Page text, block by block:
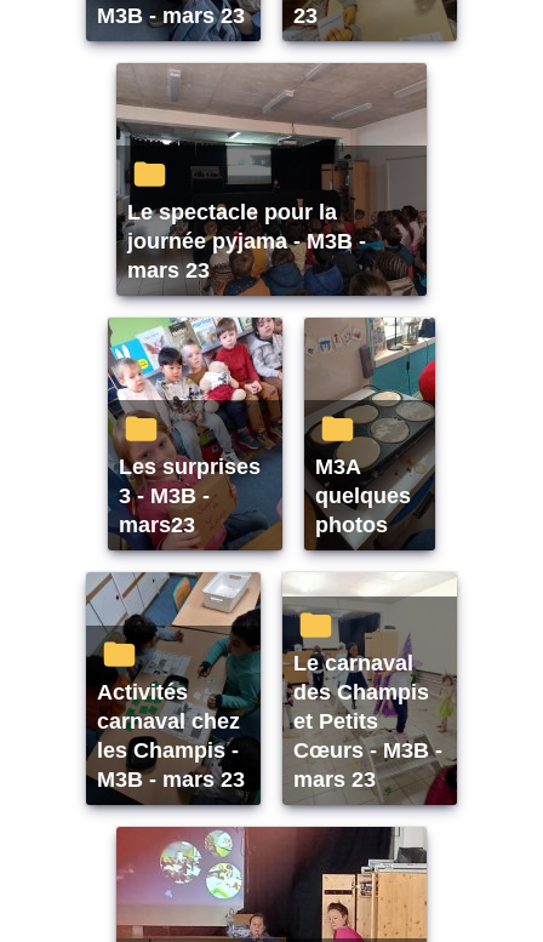
M3B - mars 23
23
Le spectacle pour la
journée pyjama - M3B -
mars 23
Les surprises
3 - M3B -
mars23
M3A
quelques
photos
Activités
carnaval chez
les Champis -
M3B - mars 23
Le carnaval
des Champis
et Petits
Cœurs - M3B -
mars 23